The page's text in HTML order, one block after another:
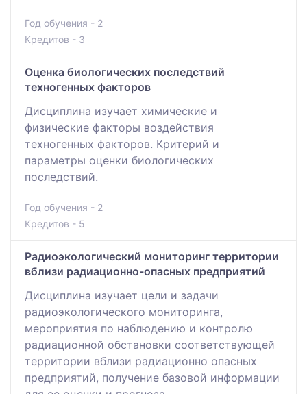
Год обучения - 2
Кредитов - 3
Оценка биологических последствий
техногенных факторов
Дисциплина изучает химические и
физические факторы воздействия
техногенных факторов. Критерий и
параметры оценки биологических
последствий.
Год обучения - 2
Кредитов - 5
Радиоэкологический мониторинг территории
вблизи радиационно-опасных предприятий
Дисциплина изучает цели и задачи
радиоэкологического мониторинга,
мероприятия по наблюдению и контролю
радиационной обстановки соответствующей
территории вблизи радиационно опасных
предприятий, получение базовой информации